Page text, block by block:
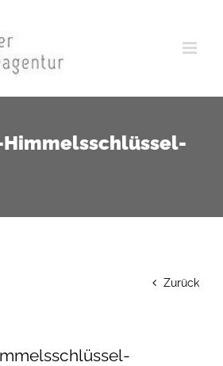
Himmelsschlüssel-
Zurück